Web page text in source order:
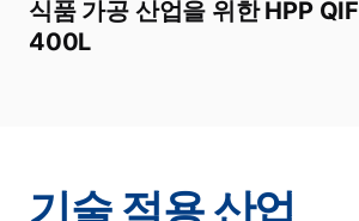
식품 가공 산업을 위한 HPP QIF
400L
기술 적용 산업